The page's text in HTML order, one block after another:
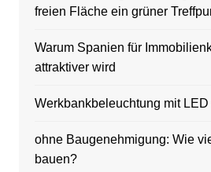
freien Fläche ein grüner
Warum Spanien für
attraktiver wird
Werkbankbeleuchtung mit
ohne Baugenehmigung: Wie
bauen?